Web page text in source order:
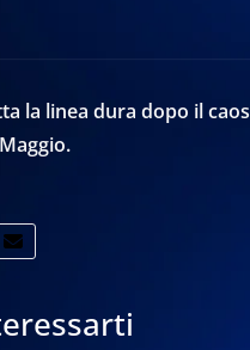
la linea dura dopo il caos